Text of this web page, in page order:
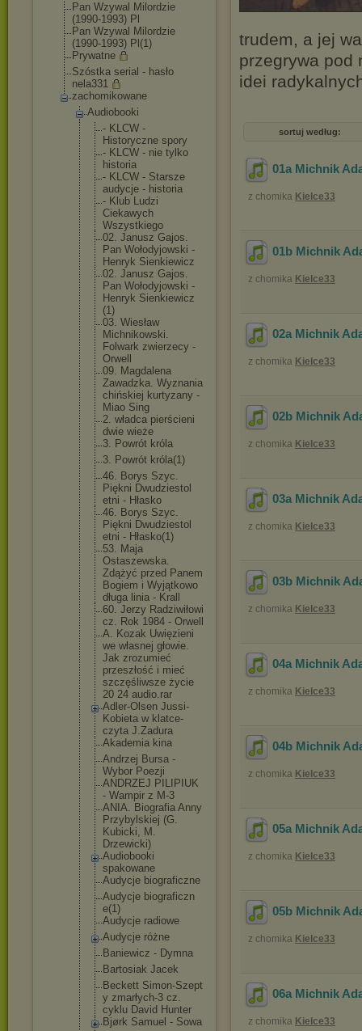
Pan Wzywal Milordzie
(1990-1993) Pl
Pan Wzywal Milordzie
(1990-1993) Pl(1)
Prywatne
Szóstka serial - hasło
nela331
zachomikowane
Audiobooki
- KLCW -
Historyczne spory
- KLCW - nie tylko
historia
- KLCW - Starsze
audycje - historia
- Klub Ludzi
Ciekawych
Wszystkiego
02. Janusz Gajos.
Pan Wołodyjowski -
Henryk Sienkiewicz
02. Janusz Gajos.
Pan Wołodyjowski -
Henryk Sienkiewicz
(1)
03. Wiesław
Michnikowski.
Folwark zwierzecy -
Orwell
09. Magdalena
Zawadzka. Wyznania
chińskiej kurtyzany -
Miao Sing
2. władca pierścieni
dwie wieże
3. Powrót króla
3. Powrót króla(1)
46. Borys Szyc.
Piękni Dwudziestol
etni - Hłasko
46. Borys Szyc.
Piękni Dwudziestol
etni - Hłasko(1)
53. Maja
Ostaszewska.
Zdążyć przed Panem
Bogiem i Wyjątkowo
długa linia - Krall
60. Jerzy Radziwiłowi
cz. Rok 1984 - Orwell
A. Kozak Uwięzieni
we własnej głowie.
Jak zrozumieć
przeszłość i mieć
szczęśliwsze życie
20 24 audio.rar
Adler-Olsen Jussi-
Kobieta w klatce-
czyta J.Zadura
Akademia kina
Andrzej Bursa -
Wybor Poezji
ANDRZEJ PILIPIUK
- Wampir z M-3
ANIA. Biografia Anny
Przybylskiej (G.
Kubicki, M.
Drzewicki)
Audiobooki
spakowane
Audycje biograficzne
Audycje biograficzn
e(1)
Audycje radiowe
Audycje różne
Baniewicz - Dymna
Bartosiak Jacek
Beckett Simon-Szept
y zmarłych-3 cz.
cyklu David Hunter
Bjørk Samuel - Sowa
trudem, a jej
przegrywa pod
idei
sortuj według:
01a Michnik
z chomika Kielce33
01b Michnik
z chomika Kielce33
02a Michnik
z chomika Kielce33
02b Michnik
z chomika Kielce33
03a Michnik
z chomika Kielce33
03b Michnik
z chomika Kielce33
04a Michnik
z chomika Kielce33
04b Michnik
z chomika Kielce33
05a Michnik
z chomika Kielce33
05b Michnik
z chomika Kielce33
06a Michnik
z chomika Kielce33